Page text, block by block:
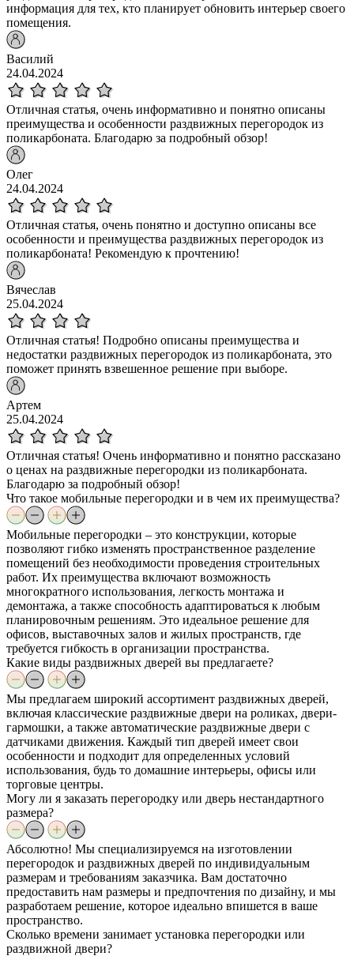
информация для тех, кто планирует обновить интерьер своего
помещения.
Василий
24.04.2024
Отличная статья, очень информативно и понятно описаны
преимущества и особенности раздвижных перегородок из
поликарбоната. Благодарю за подробный обзор!
Олег
24.04.2024
Отличная статья, очень понятно и доступно описаны все
особенности и преимущества раздвижных перегородок из
поликарбоната! Рекомендую к прочтению!
Вячеслав
25.04.2024
Отличная статья! Подробно описаны преимущества и
недостатки раздвижных перегородок из поликарбоната, это
поможет принять взвешенное решение при выборе.
Артем
25.04.2024
Отличная статья! Очень информативно и понятно рассказано
о ценах на раздвижные перегородки из поликарбоната.
Благодарю за подробный обзор!
Что такое мобильные перегородки и в чем их преимущества?
Мобильные перегородки – это конструкции, которые
позволяют гибко изменять пространственное разделение
помещений без необходимости проведения строительных
работ. Их преимущества включают возможность
многократного использования, легкость монтажа и
демонтажа, а также способность адаптироваться к любым
планировочным решениям. Это идеальное решение для
офисов, выставочных залов и жилых пространств, где
требуется гибкость в организации пространства.
Какие виды раздвижных дверей вы предлагаете?
Мы предлагаем широкий ассортимент раздвижных дверей,
включая классические раздвижные двери на роликах, двери-
гармошки, а также автоматические раздвижные двери с
датчиками движения. Каждый тип дверей имеет свои
особенности и подходит для определенных условий
использования, будь то домашние интерьеры, офисы или
торговые центры.
Могу ли я заказать перегородку или дверь нестандартного
размера?
Абсолютно! Мы специализируемся на изготовлении
перегородок и раздвижных дверей по индивидуальным
размерам и требованиям заказчика. Вам достаточно
предоставить нам размеры и предпочтения по дизайну, и мы
разработаем решение, которое идеально впишется в ваше
пространство.
Сколько времени занимает установка перегородки или
раздвижной двери?